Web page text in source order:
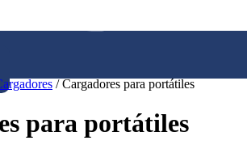
/ Cargadores para portátiles
para portátiles